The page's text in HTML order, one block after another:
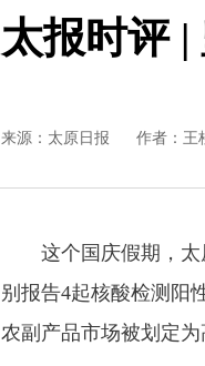
太报时评
来源： 太原日报 作者：王
这个国庆假期，太原
别报告4起核酸检测阳
农副产品市场被划定